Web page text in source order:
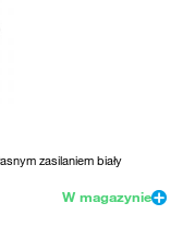
zasilaniem biały
W magazynie